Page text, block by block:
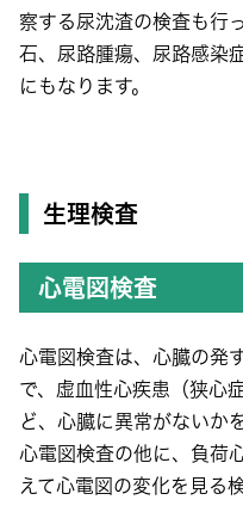
察する尿沈渣の検査も行
石、尿路腫瘍、尿路感染
にもなります。
生理検査
心電図検査
心電図検査は、心臓の発
で、虚血性心疾患（狭心
ど、心臓に異常がないか
心電図検査の他に、負荷
えて心電図の変化を見る